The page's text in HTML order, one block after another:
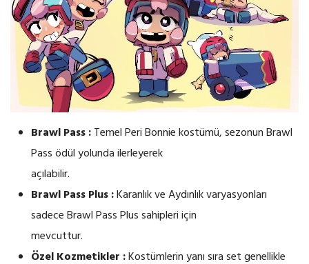
Brawl Pass :Temel Peri Bonnie kostümü, sezonun Brawl
Pass ödül yolunda ilerleyerek
açılabilir.
Brawl Pass Plus :Karanlık ve Aydınlık varyasyonları
sadece Brawl Pass Plus sahipleri için
mevcuttur.
Özel Kozmetikler :Kostümlerin yanı sıra set genellikle